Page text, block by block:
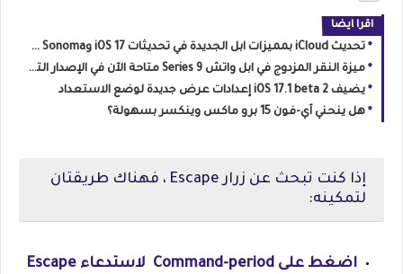
اقرا ايضا
تحديث iCloud بمميزات ابل الجديدة في تحديثات iOS 17 وmacOS Sonoma
ميزة النقر المزدوج في ابل واتش Series 9 متاحة الآن في الإصدار التجريبي watchOS 10.1
يضيف iOS 17.1 beta 2 إعدادات عرض جديدة لوضع الاستعداد
هل ينحني آي-فون 15 برو ماكس وينكسر بسهولة؟
إذا كنت تبحث عن زرار Escape ، فهناك طريقتان
لتمكينه:
اضغط على Command-period لاستدعاء Escape